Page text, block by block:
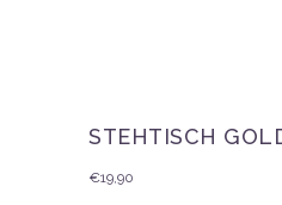
STEHTISCH
€19,90